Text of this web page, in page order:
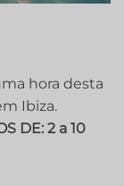
hora desta
Ibiza.
DE: 2 a 10